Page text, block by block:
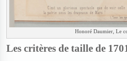
Honoré Daumier, Le
Les critères de taille de